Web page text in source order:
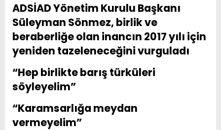
ADSİAD Yönetim Kurulu Başkanı
Süleyman Sönmez, birlik ve
beraberliğe olan inancın 2017 yılı için
yeniden tazeleneceğini vurguladı
“Hep birlikte barış türküleri
söyleyelim”
“Karamsarlığa meydan
vermeyelim”